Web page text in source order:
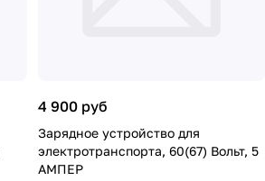
4 900 руб
Зарядное устройство для
электротранспорта, 60(67) Вольт, 5
АМПЕР